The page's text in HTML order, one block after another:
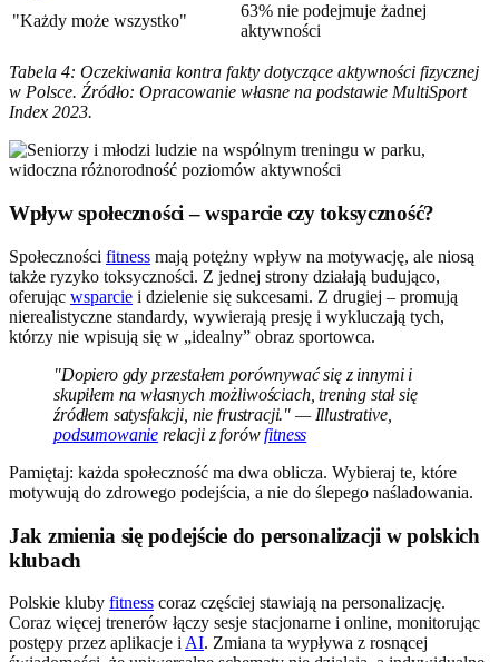
"Każdy może wszystko"
63% nie podejmuje żadnej
aktywności
Tabela 4: Oczekiwania kontra fakty dotyczące aktywności fizycznej
w Polsce. Źródło: Opracowanie własne na podstawie MultiSport
Index 2023.
Wpływ społeczności – wsparcie czy toksyczność?
Społeczności fitness mają potężny wpływ na motywację, ale niosą
także ryzyko toksyczności. Z jednej strony działają budująco,
oferując wsparcie i dzielenie się sukcesami. Z drugiej – promują
nierealistyczne standardy, wywierają presję i wykluczają tych,
którzy nie wpisują się w „idealny” obraz sportowca.
"Dopiero gdy przestałem porównywać się z innymi i
skupiłem na własnych możliwościach, trening stał się
źródłem satysfakcji, nie frustracji." — Illustrative,
podsumowanie relacji z forówfitness
Pamiętaj: każda społeczność ma dwa oblicza. Wybieraj te, które
motywują do zdrowego podejścia, a nie do ślepego naśladowania.
Jak zmienia się podejście do personalizacji w polskich
klubach
Polskie kluby fitness coraz częściej stawiają na personalizację.
Coraz więcej trenerów łączy sesje stacjonarne i online, monitorując
postępy przez aplikacje i AI. Zmiana ta wypływa z rosnącej